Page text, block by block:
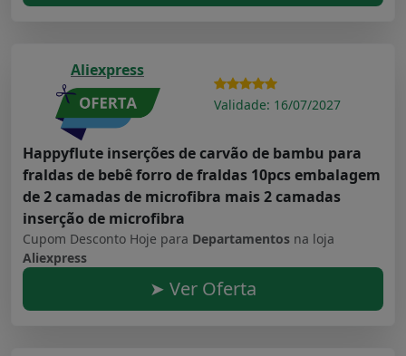
Aliexpress
Validade: 16/07/2027
Happyflute inserções de carvão de bambu para
fraldas de bebê forro de fraldas 10pcs embalagem
de 2 camadas de microfibra mais 2 camadas
inserção de microfibra
Cupom Desconto Hoje para Departamentos na loja
Aliexpress
➤ Ver Oferta